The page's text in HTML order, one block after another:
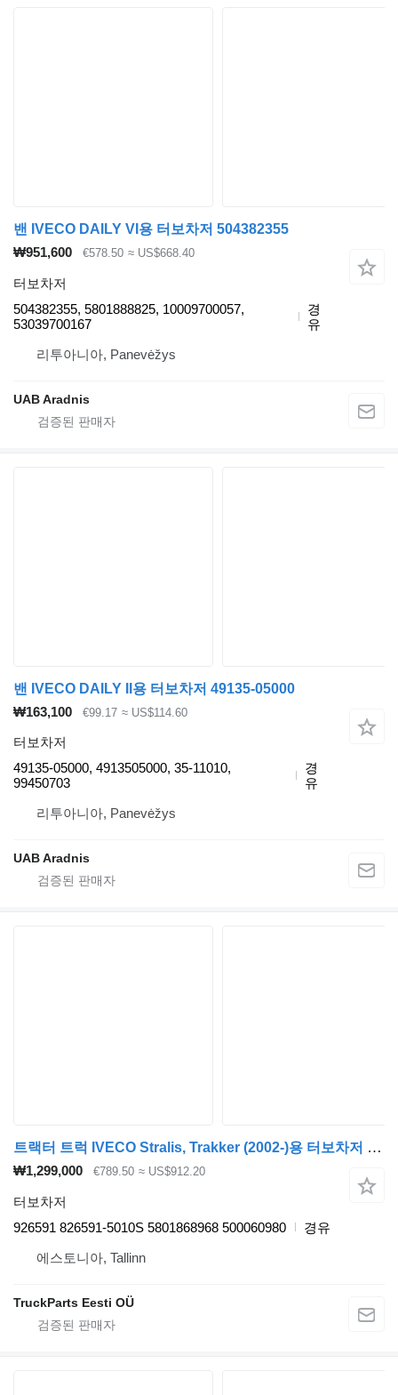
밴 IVECO DAILY VI용 터보차저 504382355
₩951,600
€578.50 ≈ US$668.40
터보차저
504382355, 5801888825, 10009700057,
53039700167
경
유
리투아니아, Panevėžys
UAB Aradnis
밴 IVECO DAILY II용 터보차저 49135-05000
₩163,100
€99.17 ≈ US$114.60
터보차저
49135-05000, 4913505000, 35-11010,
99450703
경
유
리투아니아, Panevėžys
UAB Aradnis
트랙터 트럭 IVECO Stralis, Trakker (2002-)용 터보차저 Honeywell 926591
₩1,299,000 €789.50 ≈ US$912.20
터보차저
926591 826591-5010S 5801868968 500060980
경유
에스토니아, Tallinn
TruckParts Eesti OÜ